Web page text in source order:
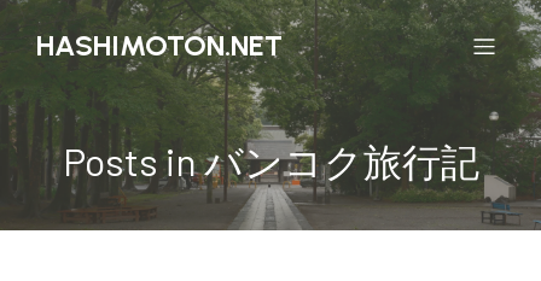
HASHIMOTON.NET
Posts in バンコク旅行記